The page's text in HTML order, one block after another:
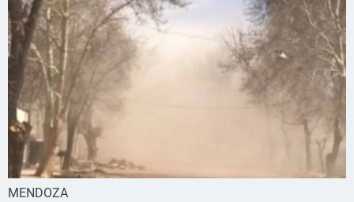
MENDOZA